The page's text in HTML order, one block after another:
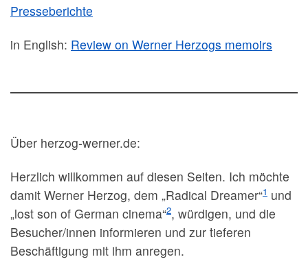
Presseberichte
in English: Review on Werner Herzogs memoirs
Über herzog-werner.de:
Herzlich willkommen auf diesen Seiten. Ich möchte
damit Werner Herzog, dem „Radical Dreamer“1 und
„lost son of German cinema“2, würdigen, und die
Besucher/innen informieren und zur tieferen
Beschäftigung mit ihm anregen.